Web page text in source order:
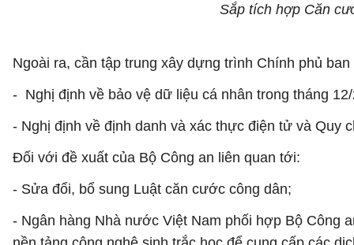
Sắp tích hợp Căn
Ngoài ra, cần tập trung xây dựng trình Chính phủ ban
- Nghị định về bảo vệ dữ liệu cá nhân trong tháng
- Nghị định về định danh và xác thực điện tử và Quy
Đối với đề xuất của Bộ Công an liên quan tới:
- Sửa đổi, bổ sung Luật căn cước công dân;
- Ngân hàng Nhà nước Việt Nam phối hợp Bộ Công